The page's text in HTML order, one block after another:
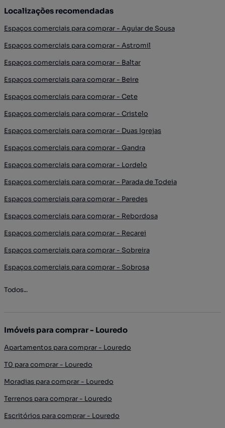
Localizações recomendadas
Espaços comerciais para comprar - Aguiar de Sousa
Espaços comerciais para comprar - Astromil
Espaços comerciais para comprar - Baltar
Espaços comerciais para comprar - Beire
Espaços comerciais para comprar - Cete
Espaços comerciais para comprar - Cristelo
Espaços comerciais para comprar - Duas Igrejas
Espaços comerciais para comprar - Gandra
Espaços comerciais para comprar - Lordelo
Espaços comerciais para comprar - Parada de Todeia
Espaços comerciais para comprar - Paredes
Espaços comerciais para comprar - Rebordosa
Espaços comerciais para comprar - Recarei
Espaços comerciais para comprar - Sobreira
Espaços comerciais para comprar - Sobrosa
Todos...
Imóveis para comprar - Louredo
Apartamentos para comprar - Louredo
T0 para comprar - Louredo
Moradias para comprar - Louredo
Terrenos para comprar - Louredo
Escritórios para comprar - Louredo